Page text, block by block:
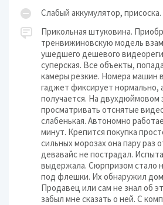
Слабый аккумулятор, присоска.
Прикольная штуковина.
тренвижиновскую модель
ушедшего дешевого
суперская. Все объекты,
камеры резкие. Номера машин
гаджет фиксирует нормально,
получается. На двухдюймовом
просматривать отснятые
слабенькая. Автономно
минут. Крепится покупка
сильных морозах она пару раз
девавайс не пострадал.
выдержала. Сюрпризом стало
под флешки. Их обнаружил
Продавец или сам не знал об
забыл мне сказать о ней. С